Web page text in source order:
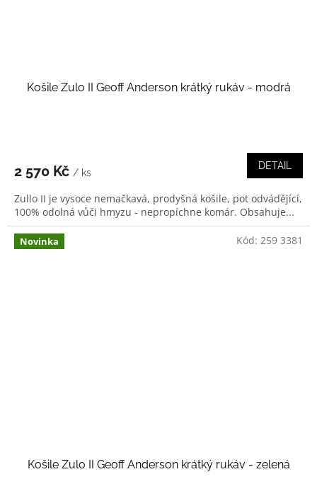
Košile Zulo II Geoff Anderson krátký rukáv - modrá
2 570 Kč / ks
DETAIL
Zullo II je vysoce nemačkavá, prodyšná košile, pot odvádějící,
100% odolná vůči hmyzu - nepropíchne komár. Obsahuje...
Novinka
Košile Zulo II Geoff Anderson krátký rukáv - zelená
Kód: 259 3381